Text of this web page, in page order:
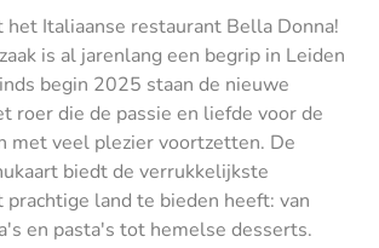
het Italiaanse restaurant Bella Donna!
is al jarenlang een begrip in Leiden
begin 2025 staan de nieuwe
roer die de passie en liefde voor de
met veel plezier voortzetten. De
biedt de verrukkelijkste
land te bieden heeft: van
en pasta's tot hemelse desserts.